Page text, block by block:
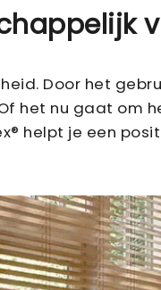
Door het
het nu gaat om
helpt je een